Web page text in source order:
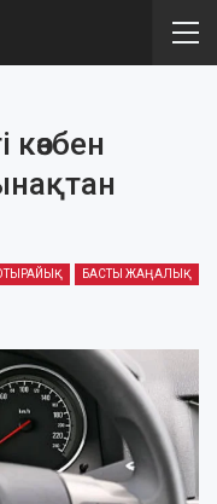
көзбен
БАСТЫ ЖАҢАЛЫҚ